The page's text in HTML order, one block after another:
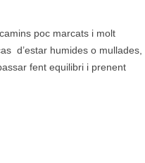
poc marcats i molt
d’estar humides o mullades,
fent equilibri i prenent